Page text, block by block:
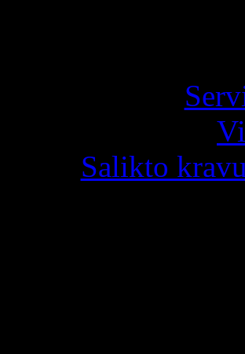
Salikto